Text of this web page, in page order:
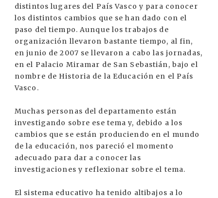
distintos lugares del País Vasco y para conocer
los distintos cambios que se han dado con el
paso del tiempo. Aunque los trabajos de
organización llevaron bastante tiempo, al fin,
en junio de 2007 se llevaron a cabo las jornadas,
en el Palacio Miramar de San Sebastián, bajo el
nombre de Historia de la Educación en el País
Vasco.
Muchas personas del departamento están
investigando sobre ese tema y, debido a los
cambios que se están produciendo en el mundo
de la educación, nos pareció el momento
adecuado para dar a conocer las
investigaciones y reflexionar sobre el tema.
El sistema educativo ha tenido altibajos a lo